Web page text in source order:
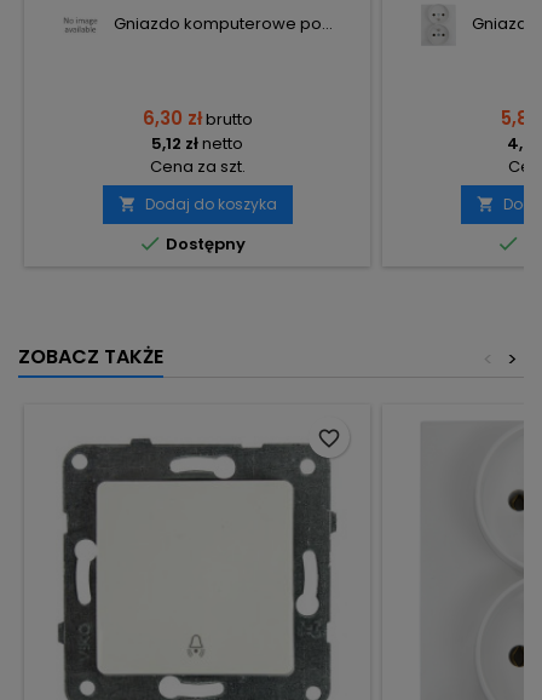
Gniazdo komputerowe po...
6,30 złbrutto
5,12 złnetto
Cena za szt.
 Dodaj do koszyka
 Dostępny
5,88


ZOBACZ TAKŻE >
<
favorite_border